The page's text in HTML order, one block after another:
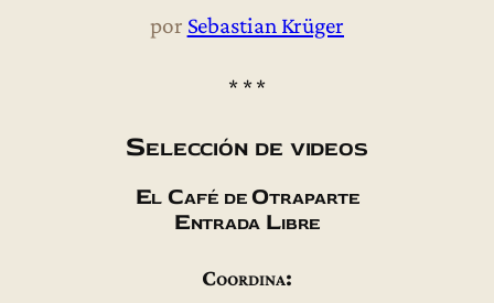
por Sebastian Krüger
* * *
Selección de videos
El Café de Otraparte
Entrada Libre
Coordina: